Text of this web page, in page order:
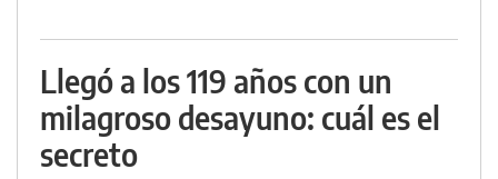
Llegó a los 119 años con un
milagroso desayuno: cuál es el
secreto